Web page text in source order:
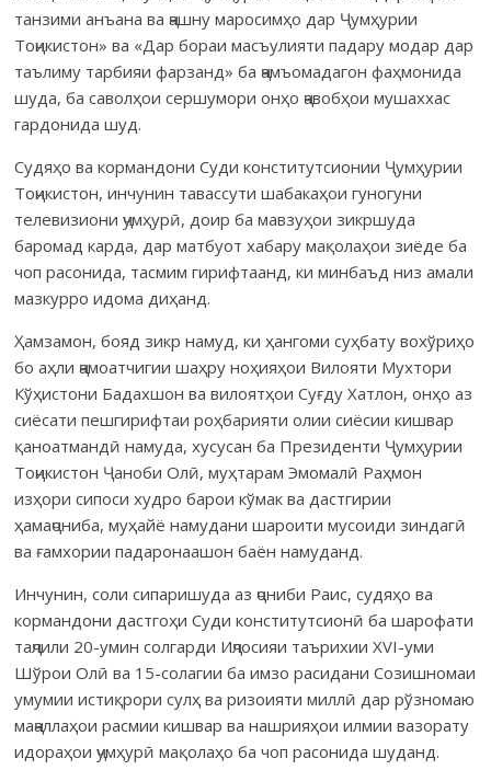
танзими анъана ва ҷашну маросимҳо дар Ҷумҳурии
Тоҷикистон» ва «Дар бораи масъулияти падару модар дар
таълиму тарбияи фарзанд» ба ҷамъомадагон фаҳмонида
шуда, ба саволҳои сершумори онҳо ҷавобҳои мушаххас
гардонида шуд.
Судяҳо ва кормандони Суди конститутсионии Ҷумҳурии
Тоҷикистон, инчунин тавассути шабакаҳои гуногуни
телевизиони ҷумҳурӣ, доир ба мавзуҳои зикршуда
баромад карда, дар матбуот хабару мақолаҳои зиёде ба
чоп расонида, тасмим гирифтаанд, ки минбаъд низ амали
мазкурро идома диҳанд.
Ҳамзамон, бояд зикр намуд, ки ҳангоми суҳбату вохўриҳо
бо аҳли ҷамоатчигии шаҳру ноҳияҳои Вилояти Мухтори
Кўҳистони Бадахшон ва вилоятҳои Суғду Хатлон, онҳо аз
сиёсати пешгирифтаи роҳбарияти олии сиёсии кишвар
қаноатмандӣ намуда, хусусан ба Президенти Ҷумҳурии
Тоҷикистон Ҷаноби Олӣ, муҳтарам Эмомалӣ Раҳмон
изҳори сипоси худро барои кўмак ва дастгирии
ҳамаҷониба, муҳайё намудани шароити мусоиди зиндагӣ
ва ғамхории падаронаашон баён намуданд.
Инчунин, соли сипаришуда аз ҷониби Раис, судяҳо ва
кормандони дастгоҳи Суди конститутсионӣ ба шарофати
таҷлили 20-умин солгарди Иҷлосияи таърихии XVI-уми
Шўрои Олӣ ва 15-солагии ба имзо расидани Созишномаи
умумии истиқрори сулҳ ва ризоияти миллӣ дар рўзномаю
маҷаллаҳои расмии кишвар ва нашрияҳои илмии вазорату
идораҳои ҷумҳурӣ мақолаҳо ба чоп расонида шуданд.